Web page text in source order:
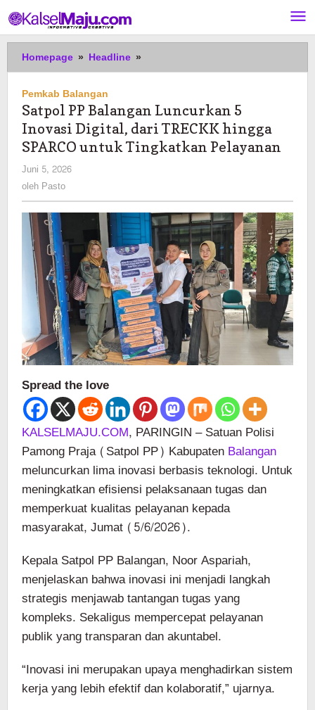
ke
konten
Homepage » Headline »
PP
Luncurkan
5
Inovasi
Digital,
dari
SPARCO
untuk
Tingkatkan
Pelayanan
Pemkab Balangan
Satpol PP Balangan Luncurkan 5
Inovasi Digital, dari TRECKK hingga
SPARCO untuk Tingkatkan Pelayanan
Juni 5, 2026
oleh Pasto
Spread the love
KALSELMAJU.COM, PARINGIN – Satuan Polisi
Pamong Praja (Satpol PP) KabupatenBalangan
meluncurkan lima inovasi berbasis teknologi. Untuk
meningkatkan efisiensi pelaksanaan tugas dan
memperkuat kualitas pelayanan kepada
masyarakat, Jumat (5/6/2026).
Kepala Satpol PP Balangan, Noor Aspariah,
menjelaskan bahwa inovasi ini menjadi langkah
strategis menjawab tantangan tugas yang
kompleks. Sekaligus mempercepat pelayanan
publik yang transparan dan akuntabel.
“Inovasi ini merupakan upaya menghadirkan sistem
kerja yang lebih efektif dan kolaboratif,” ujarnya.